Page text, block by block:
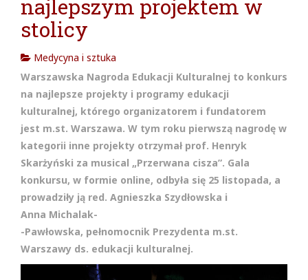
najlepszym projektem w
stolicy
Medycyna i sztuka
Warszawska Nagroda Edukacji Kulturalnej to konkurs
na najlepsze projekty i programy edukacji
kulturalnej, którego organizatorem i fundatorem
jest m.st. Warszawa. W tym roku pierwszą nagrodę w
kategorii inne projekty otrzymał prof. Henryk
Skarżyński za musical „Przerwana cisza”. Gala
konkursu, w formie online, odbyła się 25 listopada, a
prowadziły ją red. Agnieszka Szydłowska i
Anna Michalak-
-Pawłowska, pełnomocnik Prezydenta m.st.
Warszawy ds. edukacji kulturalnej.